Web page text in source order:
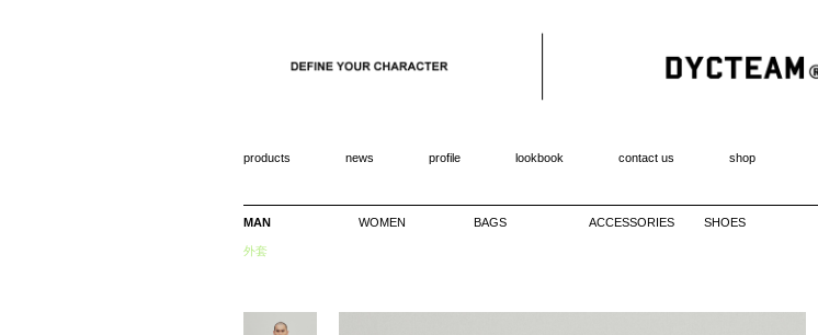
products news profile lookbook contact us shop
MAN WOMEN BAGS ACCESSORIES SHOES
外套